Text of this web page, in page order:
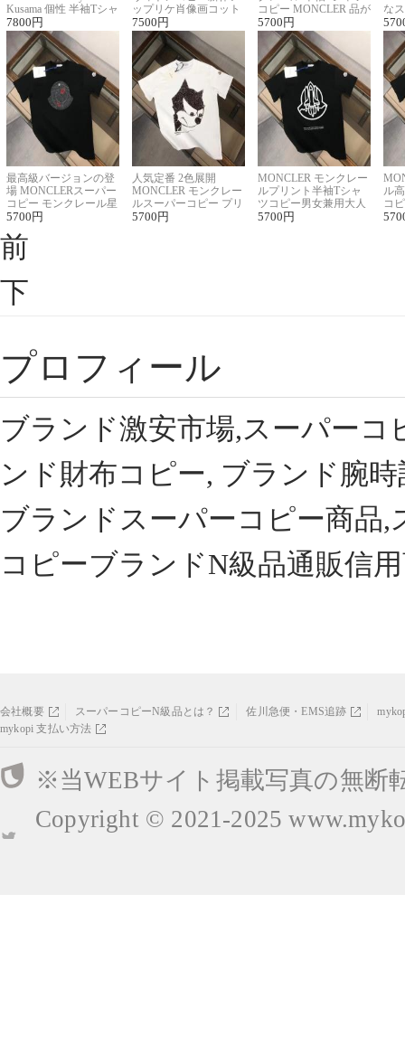
Kusama 個性 半袖Tシャ
ツコピー男女兼用
7800 円
ップリケ肖像画コット
ンニット半袖Tシャツ
7500 円
コピー MONCLER 品が
良く見た目
5700 円
な
ル
最高級バージョンの登
場 MONCLERスーパー
コピー モンクレール星
座半袖Tシャツ
5700 円
人気定番 2色展開
MONCLER モンクレー
ルスーパーコピー プリ
ント半袖Tシャツ
5700 円
MONCLER モンクレー
ルプリント半袖Tシャ
ツコピー男女兼用大人
可愛い春夏コーデ
5700 円
ル
コ
ィ
前
下
プロフィール
ブランド激安市場,スーパー
ンド財布コピー, ブランド腕
ブランドスーパーコピー商品
コピーブランドN級品通販信
会社概要 スーパーコピーN級品とは？ 佐川急便・EMS追跡
mykopi 支払い方法
※当WEBサイト掲載写真の無断
Copyright © 2021-2025